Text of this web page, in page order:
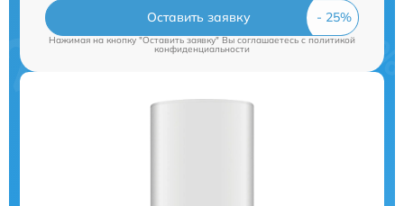
Оставить заявку
Нажимая на кнопку "Оставить заявку" Вы соглашаетесь cполитикой
конфиденциальности